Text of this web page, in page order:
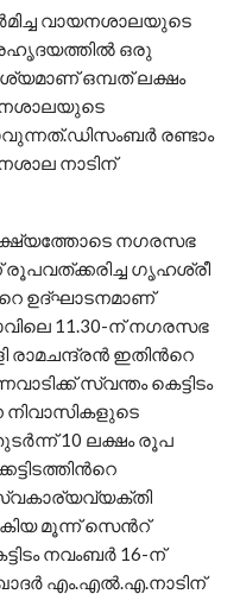
വായനശാലയുടെ
ഒരു
ഒമ്പത് ലക്ഷം
രണ്ടാം
നാടിന്
നഗരസഭ
രൂപവത്ക്കരിച്ച ഗൃഹശ്രീ
ഉദ്ഘാടനമാണ്
11.30-ന് നഗരസഭ
രാമചന്ദ്രന്‍ ഇതിന്‍റെ
സ്വന്തം കെട്ടിടം
10 ലക്ഷം രൂപ
മൂന്ന് സെന്‍റ്
നവംബര്‍ 16-ന്
എം.എല്‍.എ.നാടിന്